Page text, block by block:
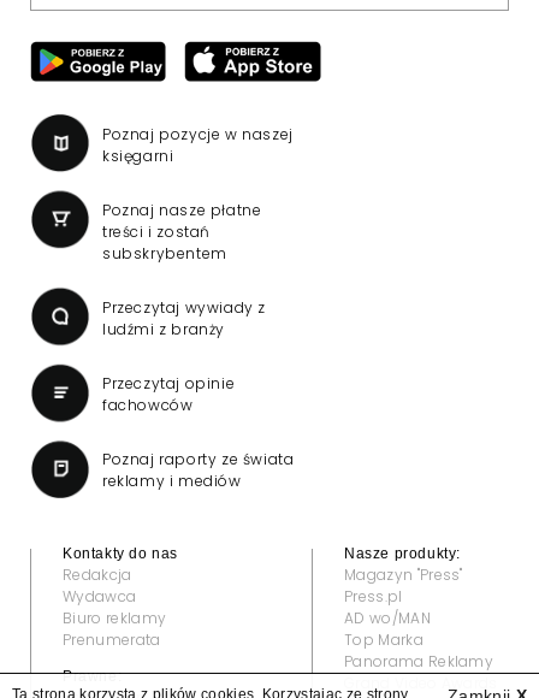
Poznaj pozycje w naszej
księgarni
Poznaj nasze płatne
treści i zostań
subskrybentem
Przeczytaj wywiady z
ludźmi z branży
Przeczytaj opinie
fachowców
Poznaj raporty ze świata
reklamy i mediów
Kontakty do nas
Redakcja
Wydawca
Biuro reklamy
Prenumerata
Prawne:
Nasze produkty:
Magazyn "Press"
Press.pl
AD wo/MAN
Top Marka
Panorama Reklamy
Ta strona korzysta z plików cookies. Korzystając ze strony